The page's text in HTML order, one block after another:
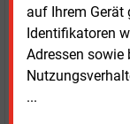
auf Ihrem Gerät
Identifikatoren
Adressen sowie
...